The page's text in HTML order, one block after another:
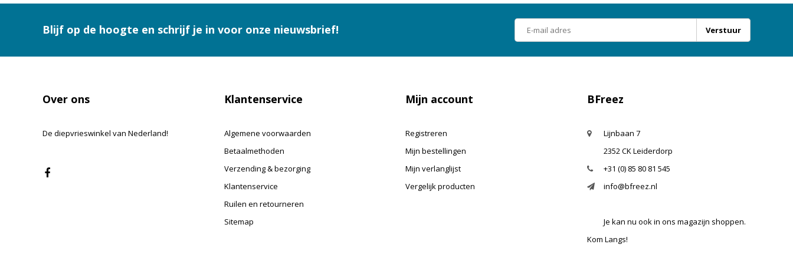
Blijf op de hoogte en schrijf je in voor onze nieuwsbrief! Verstuur
Over ons
De diepvrieswinkel van Nederland!
Klantenservice
Algemene voorwaarden
Betaalmethoden
Verzending & bezorging
Klantenservice
Ruilen en retourneren
Sitemap
Mijn account
Registreren
Mijn bestellingen
Mijn verlanglijst
Vergelijk producten
BFreez
Lijnbaan 7
2352 CK Leiderdorp
+31 (0) 85 80 81 545
info@bfreez.nl
Je kan nu ook in ons magazijn shoppen.
Kom Langs!